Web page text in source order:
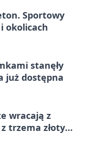
Sportowy
okolicach
stanęły
już dostępna
wracają z
trzema złotymi